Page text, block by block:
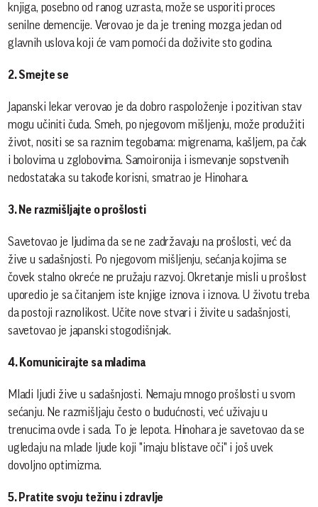
knjiga, posebno od ranog uzrasta, može se usporiti proces
senilne demencije. Verovao je da je trening mozga jedan od
glavnih uslova koji će vam pomoći da doživite sto godina.
2. Smejte se
Japanski lekar verovao je da dobro raspoloženje i pozitivan stav
mogu učiniti čuda. Smeh, po njegovom mišljenju, može produžiti
život, nositi se sa raznim tegobama: migrenama, kašljem, pa čak
i bolovima u zglobovima. Samoironija i ismevanje sopstvenih
nedostataka su takođe korisni, smatrao je Hinohara.
3. Ne razmišljajte o prošlosti
Savetovao je ljudima da se ne zadržavaju na prošlosti, već da
žive u sadašnjosti. Po njegovom mišljenju, sećanja kojima se
čovek stalno okreće ne pružaju razvoj. Okretanje misli u prošlost
uporedio je sa čitanjem iste knjige iznova i iznova. U životu treba
da postoji raznolikost. Učite nove stvari i živite u sadašnjosti,
savetovao je japanski stogodišnjak.
4. Komunicirajte sa mladima
Mladi ljudi žive u sadašnjosti. Nemaju mnogo prošlosti u svom
sećanju. Ne razmišljaju često o budućnosti, već uživaju u
trenucima ovde i sada. To je lepota. Hinohara je savetovao da se
ugledaju na mlade ljude koji "imaju blistave oči" i još uvek
dovoljno optimizma.
5. Pratite svoju težinu i zdravlje